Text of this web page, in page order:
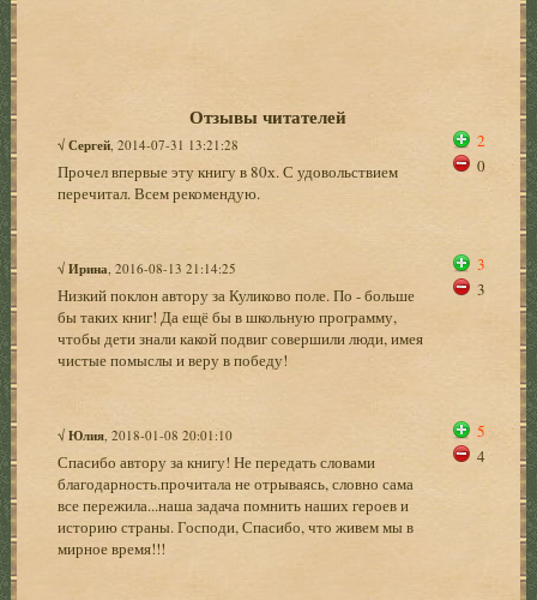
Отзывы читателей
√Сергей , 2014-07-31 13:21:28
Прочел впервые эту книгу в 80х. С удовольствием
перечитал. Всем рекомендую.
2
0
√Ирина , 2016-08-13 21:14:25
Низкий поклон автору за Куликово поле. По - больше
бы таких книг! Да ещё бы в школьную программу,
чтобы дети знали какой подвиг совершили люди, имея
чистые помыслы и веру в победу!
3
3
√Юлия , 2018-01-08 20:01:10
Спасибо автору за книгу! Не передать словами
благодарность.прочитала не отрываясь, словно сама
все пережила...наша задача помнить наших героев и
историю страны. Господи, Спасибо, что живем мы в
мирное время!!!
5
4